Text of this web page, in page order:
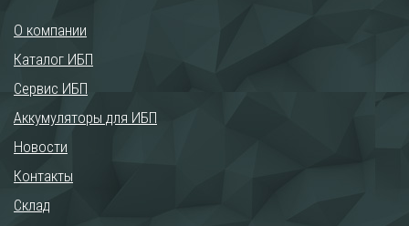
О компании
Каталог ИБП
Сервис ИБП
Аккумуляторы для ИБП
Новости
Контакты
Склад